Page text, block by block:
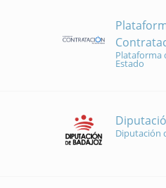
Plataforma
Estado
Diputación